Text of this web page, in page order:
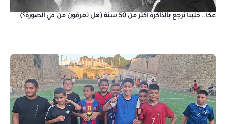
عكا.. خلينا نرجع بالذاكرة اكثر من 50 سنة (هل تعرفون من في الصورة؟)